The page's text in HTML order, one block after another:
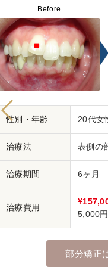
Before
性別・年齢 20代女
治療法 表側の
治療期間 6ヶ月
治療費用
5,000円
部分矯正